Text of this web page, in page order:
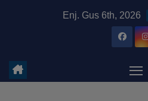
Enj. Gus 6th, 2026